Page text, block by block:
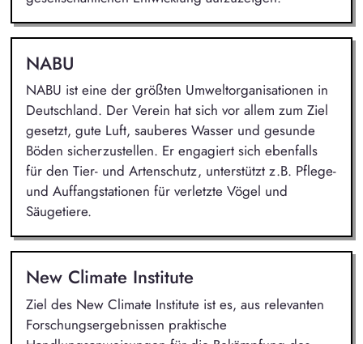
NABU
NABU ist eine der größten Umweltorganisationen in
Deutschland. Der Verein hat sich vor allem zum Ziel
gesetzt, gute Luft, sauberes Wasser und gesunde
Böden sicherzustellen. Er engagiert sich ebenfalls
für den Tier- und Artenschutz, unterstützt z.B. Pflege-
und Auffangstationen für verletzte Vögel und
Säugetiere.
New Climate Institute
Ziel des New Climate Institute ist es, aus relevanten
Forschungsergebnissen praktische